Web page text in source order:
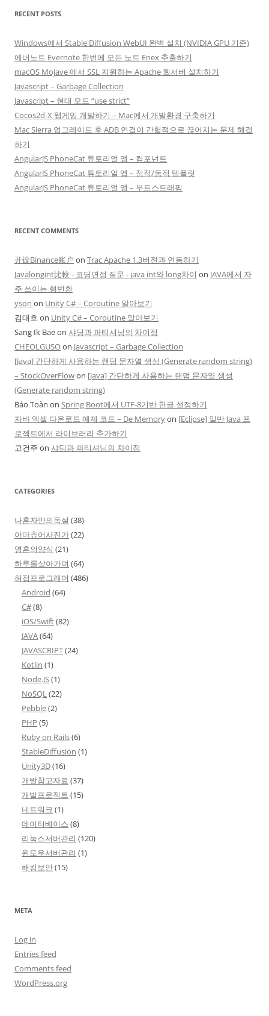
RECENT POSTS
Windows에서 Stable Diffusion WebUI 완벽 설치 (NVIDIA GPU 기준)
에버노트 Evernote 한번에 모든 노트 Enex 추출하기
macOS Mojave 에서 SSL 지원하는 Apache 웹서버 설치하기
Javascript – Garbage Collection
Javascript – 현대 모드 “use strict”
Cocos2d-X 웹게임 개발하기 – Mac에서 개발환경 구축하기
Mac Sierra 업그레이드 후 ADB 연결이 간헐적으로 끊어지는 문제 해결
하기
AngularJS PhoneCat 튜토리얼 앱 – 컴포넌트
AngularJS PhoneCat 튜토리얼 앱 – 정적/동적 템플릿
AngularJS PhoneCat 튜토리얼 앱 – 부트스트래핑
RECENT COMMENTS
开设Binance账户 on Trac Apache 1.3버젼과 연동하기
Javalongint比較 - 코딩면접 질문 - java int와 long차이 on JAVA에서 자
주 쓰이는 형변환
yson on Unity C# – Coroutine 알아보기
김대호 on Unity C# – Coroutine 알아보기
Sang Ik Baeon 샤딩과 파티셔닝의 차이점
CHEOLGUSOon Javascript – Garbage Collection
[Java] 간단하게 사용하는 랜덤 문자열 생성 (Generate random string)
– StockOverFlowon [Java] 간단하게 사용하는 랜덤 문자열 생성
(Generate random string)
Bảo Toàn on Spring Boot에서 UTF-8기반 한글 설정하기
자바 엑셀 다운로드 예제 코드 – De Memoryon [Eclipse] 일반 Java 프
로젝트에서 라이브러리 추가하기
고건주 on 샤딩과 파티셔닝의 차이점
CATEGORIES
나혼자만의독설 (38)
아마츄어사진가(22)
영혼의양식 (21)
하루를살아가며 (64)
허접프로그래머 (486)
Android (64)
C#(8)
iOS/Swift(82)
JAVA(64)
JAVASCRIPT(24)
Kotlin (1)
Node.JS(1)
NoSQL(22)
Pebble(2)
PHP (5)
Ruby on Rails(6)
StableDiffusion (1)
Unity3D(16)
개발참고자료 (37)
개발프로젝트 (15)
네트워크 (1)
데이터베이스 (8)
리눅스서버관리 (120)
윈도우서버관리 (1)
해킹보안(15)
META
Log in
Entries feed
Comments feed
WordPress.org